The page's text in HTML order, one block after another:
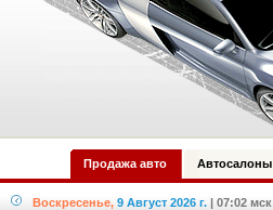
Продажа авто Автосалоны
Воскресенье, 9 Август 2026 г. | 07:02 мск